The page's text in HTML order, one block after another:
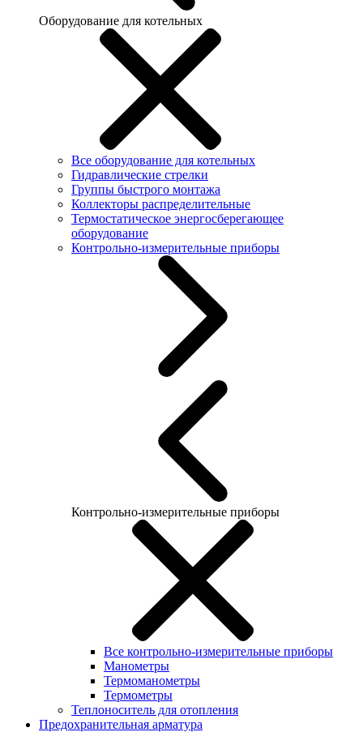
Оборудование для котельных
Все оборудование для котельных
Гидравлические стрелки
Группы быстрого монтажа
Коллекторы распределительные
Термостатическое энергосберегающее
оборудование
Контрольно-измерительные приборы
Контрольно-измерительные приборы
Все контрольно-измерительные приборы
Манометры
Термоманометры
Термометры
Теплоноситель для отопления
Предохранительная арматура